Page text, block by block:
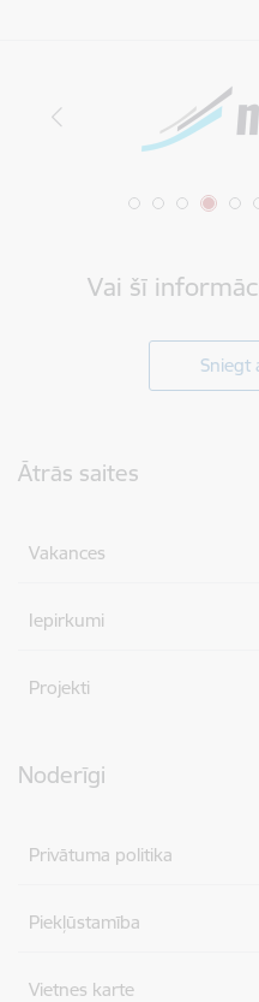
Vai šī
Sniegt
Ātrās saites
Vakances
Iepirkumi
Projekti
Noderīgi
Privātuma politika
Piekļūstamība
Vietnes karte